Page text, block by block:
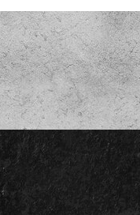
ШИРИНА
2м
550 грн